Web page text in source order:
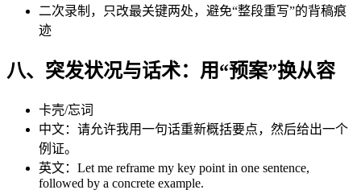
二次录制，只改最关键两处，避免“整段重写”的背稿痕
迹
八、突发状况与话术：用“预案”换从容
卡壳/忘词
中文：请允许我用一句话重新概括要点，然后给出一个
例证。
英文：Let me reframe my key point in one sentence,
followed by a concrete example.